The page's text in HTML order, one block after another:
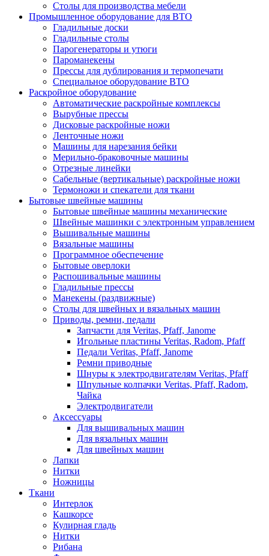
Столы для производства мебели
Промышленное оборудование для ВТО
Гладильные доски
Гладильные столы
Парогенераторы и утюги
Пароманекены
Прессы для дублирования и термопечати
Специальное оборудование ВТО
Раскройное оборудование
Автоматические раскройные комплексы
Вырубные прессы
Дисковые раскройные ножи
Ленточные ножи
Машины для нарезания бейки
Мерильно-браковочные машины
Отрезные линейки
Сабельные (вертикальные) раскройные ножи
Термоножи и спекатели для ткани
Бытовые швейные машины
Бытовые швейные машины механические
Швейные машинки с электронным управлением
Вышивальные машины
Вязальные машины
Программное обеспечение
Бытовые оверлоки
Распошивальные машины
Гладильные прессы
Манекены (раздвижные)
Столы для швейных и вязальных машин
Приводы, ремни, педали
Запчасти для Veritas, Pfaff, Janome
Игольные пластины Veritas, Radom, Pfaff
Педали Veritas, Pfaff, Janome
Ремни приводные
Шнуры к электродвигателям Veritas, Pfaff
Шпульные колпачки Veritas, Pfaff, Radom,
Чайка
Электродвигатели
Аксессуары
Для вышивальных машин
Для вязальных машин
Для швейных машин
Лапки
Нитки
Ножницы
Ткани
Интерлок
Кашкорсе
Кулирная гладь
Нитки
Рибана